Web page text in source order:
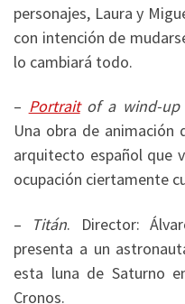
personajes, Laura y
con intención de
lo cambiará todo.
– Portraitof a wind-up
Una obra de animación
arquitecto español que
ocupación ciertamente
– Titán. Director:
presenta a un
esta luna de Saturno
Cronos.